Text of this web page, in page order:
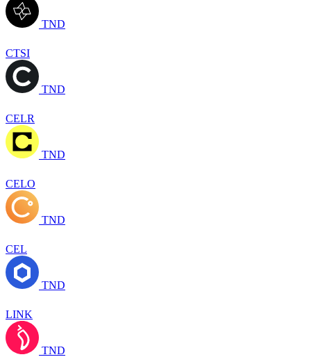
TND
CTSI
TND
CELR
TND
CELO
TND
CEL
TND
LINK
TND